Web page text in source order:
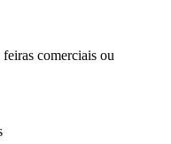
comerciais ou